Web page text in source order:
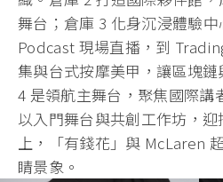
舞台；倉庫 3 化身沉浸體驗中
Podcast 現場直播，到
集與台式按摩美甲，讓區塊
4 是領航主舞台，聚焦國際講
以入門舞台與共創工作坊，
上，「有錢花」與 McLaren
睛景象。